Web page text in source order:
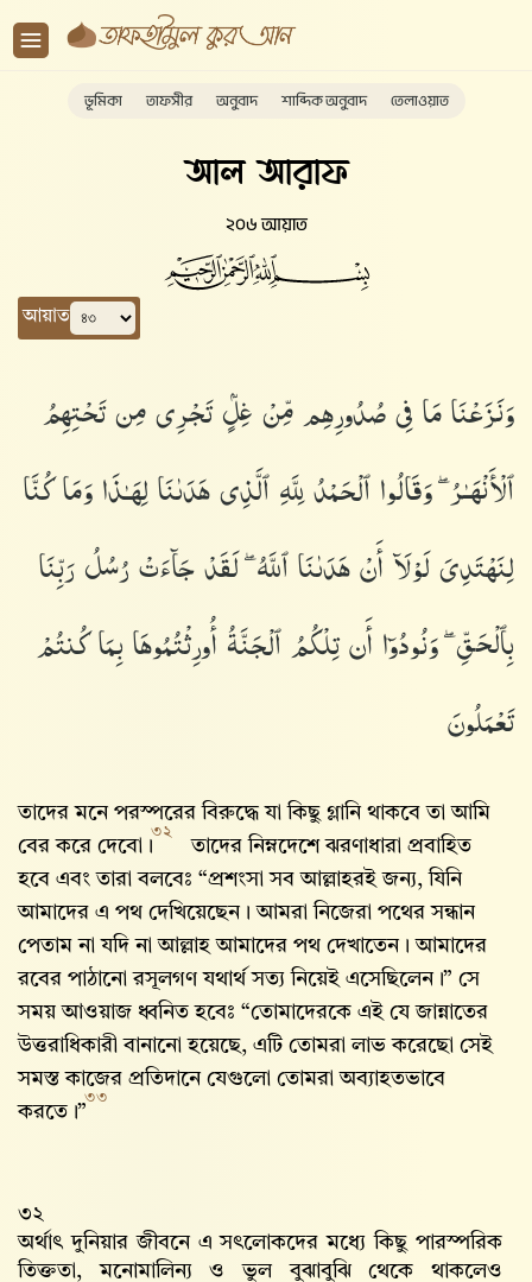
ভূমিকা তাফসীর অনুবাদ শাব্দিক অনুবাদ তেলাওয়াত
আল আরাফ
২০৬ আয়াত
আয়াত
وَنَزَعْنَا مَا فِى صُدُورِهِم مِّنْ غِلٍّۢ تَجْرِى مِن تَحْتِهِمُ
ٱلْأَنْهَـٰرُ ۖ وَقَالُوا۟ ٱلْحَمْدُ لِلَّهِ ٱلَّذِى هَدَىٰنَا لِهَـٰذَا وَمَا كُنَّا
لِنَهْتَدِىَ لَوْلَآ أَنْ هَدَىٰنَا ٱللَّهُ ۖ لَقَدْ جَآءَتْ رُسُلُ رَبِّنَا
بِٱلْحَقِّ ۖ وَنُودُوٓا۟ أَن تِلْكُمُ ٱلْجَنَّةُ أُورِثْتُمُوهَا بِمَا كُنتُمْ
تَعْمَلُونَ
তাদের মনে পরস্পরের বিরুদ্ধে যা কিছু গ্লানি থাকবে তা আমি
বের করে দেবো।
৩২
তাদের নিম্নদেশে ঝরণাধারা প্রবাহিত
হবে এবং তারা বলবেঃ “প্রশংসা সব আল্লাহরই জন্য, যিনি
আমাদের এ পথ দেখিয়েছেন। আমরা নিজেরা পথের সন্ধান
পেতাম না যদি না আল্লাহ‌ আমাদের পথ দেখাতেন। আমাদের
রবের পাঠানো রসূলগণ যথার্থ সত্য নিয়েই এসেছিলেন।” সে
সময় আওয়াজ ধ্বনিত হবেঃ “তোমাদেরকে এই যে জান্নাতের
উত্তরাধিকারী বানানো হয়েছে, এটি তোমরা লাভ করেছো সেই
সমস্ত কাজের প্রতিদানে যেগুলো তোমরা অব্যাহতভাবে
করতে।”
৩৩
৩২
অর্থাৎ দুনিয়ার জীবনে এ সৎলোকদের মধ্যে কিছু পারস্পরিক
তিক্ততা, মনোমালিন্য ও ভুল বুঝাবুঝি থেকে থাকলেও